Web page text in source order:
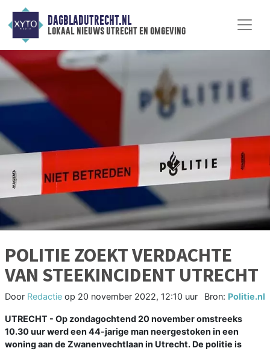
DAGBLADUTRECHT.NL
lokaal nieuws utrecht en omgeving
POLITIE ZOEKT VERDACHTE
VAN STEEKINCIDENT UTRECHT
Door Redactie op 20 november 2022, 12:10 uur Bron: Politie.nl
UTRECHT - Op zondagochtend 20 november omstreeks
10.30 uur werd een 44-jarige man neergestoken in een
woning aan de Zwanenvechtlaan in Utrecht. De politie is